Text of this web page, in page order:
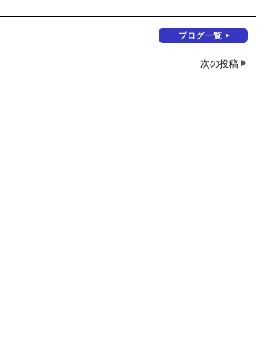
ブログ一覧
次の投稿